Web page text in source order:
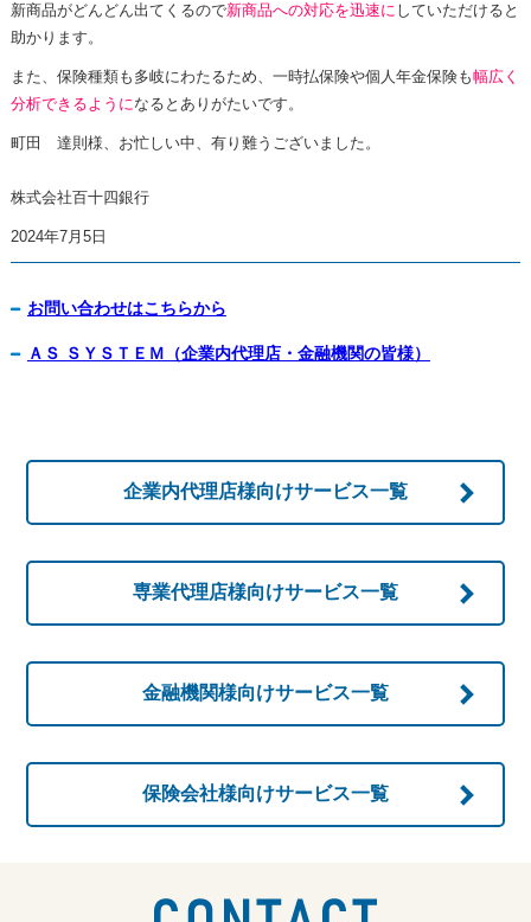
新商品がどんどん出てくるので新商品への対応を迅速に していただけると
助かります。
また、保険種類も多岐にわたるため、一時払保険や個人年金保険も幅広く
分析できるようになるとありがたいです。
町田 達則様、お忙しい中、有り難うございました。
株式会社百十四銀行
2024年7月5日
お問い合わせはこちらから
ＡＳ ＳＹＳＴＥＭ（企業内代理店・金融機関の皆様）
企業内代理店様向けサービス一覧
専業代理店様向けサービス一覧
金融機関様向けサービス一覧
保険会社様向けサービス一覧
お問い合わせ